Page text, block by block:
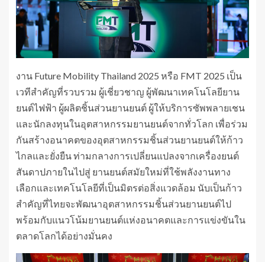
งาน Future Mobility Thailand 2025 หรือ FMT 2025 เป็น
เวทีสำคัญที่รวบรวม ผู้เชี่ยวชาญ ผู้พัฒนาเทคโนโลยียาน
ยนต์ไฟฟ้า ผู้ผลิตชิ้นส่วนยานยนต์ ผู้ให้บริการซัพพลายเชน
และนักลงทุนในอุตสาหกรรมยานยนต์จากทั่วโลก เพื่อร่วม
กันสร้างอนาคตของอุตสาหกรรมชิ้นส่วนยานยนต์ให้ก้าว
ไกลและยั่งยืน ท่ามกลางการเปลี่ยนแปลงจากเครื่องยนต์
สันดาปภายในไปสู่ ยานยนต์สมัยใหม่ที่ใช้พลังงานทาง
เลือกและเทคโนโลยีที่เป็นมิตรต่อสิ่งแวดล้อม นับเป็นก้าว
สำคัญที่ไทยจะพัฒนาอุตสาหกรรมชิ้นส่วนยานยนต์ไป
พร้อมกับแนวโน้มยานยนต์แห่งอนาคตและการแข่งขันใน
ตลาดโลกได้อย่างมั่นคง